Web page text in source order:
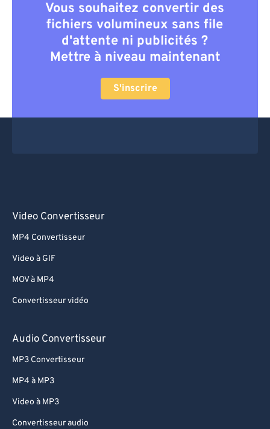
Vous souhaitez convertir des
fichiers volumineux sans file
d'attente ni publicités ?
Mettre à niveau maintenant
S'inscrire
Video Convertisseur
MP4 Convertisseur
Video à GIF
MOV à MP4
Convertisseur vidéo
Audio Convertisseur
MP3 Convertisseur
MP4 à MP3
Video à MP3
Convertisseur audio